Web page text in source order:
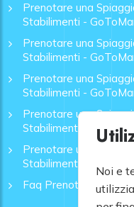
Prenotare una
Stabilimenti -
Prenotare una
Stabilimenti -
Prenotare una
Stabilimenti -
Prenotare una
Stabilimenti -
Prenotare una
Stabilimenti -
Faq Prenotazione
Noi e